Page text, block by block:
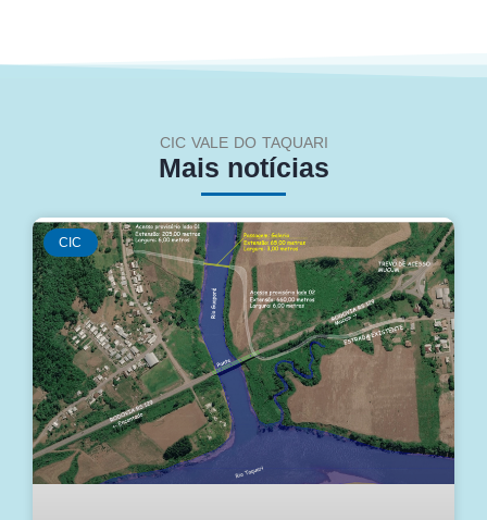
CIC VALE DO TAQUARI
Mais notícias
CIC